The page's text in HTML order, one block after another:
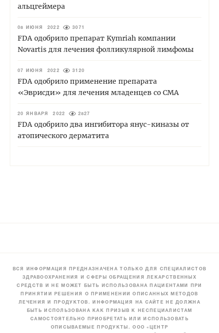
альцгеймера
08 ИЮНЯ 2022 3071
FDA одобрило препарат Kymriah компании
Novartis для лечения фолликулярной лимфомы
07 ИЮНЯ 2022 3120
FDA одобрило применение препарата
«Эврисди» для лечения младенцев со СМА
20 ЯНВАРЯ 2022 2827
FDA одобрило два ингибитора янус-киназы от
атопического дерматита
ВСЯ ИНФОРМАЦИЯ ПРЕДНАЗНАЧЕНА ТОЛЬКО ДЛЯ СПЕЦИАЛИСТОВ
ЗДРАВООХРАНЕНИЯ И СФЕРЫ ОБРАЩЕНИЯ ЛЕКАРСТВЕННЫХ
СРЕДСТВ И НЕ МОЖЕТ БЫТЬ ИСПОЛЬЗОВАНА ПАЦИЕНТАМИ ПРИ
ПРИНЯТИИ РЕШЕНИЯ О ПРИМЕНЕНИИ ОПИСАННЫХ МЕТОДОВ
ЛЕЧЕНИЯ И ПРОДУКТОВ. ИНФОРМАЦИЯ НА САЙТЕ НЕ ДОЛЖНА
БЫТЬ ИСПОЛЬЗОВАНА КАК ПРИЗЫВ К НЕСПЕЦИАЛИСТАМ
САМОСТОЯТЕЛЬНО ПРИОБРЕТАТЬ ИЛИ ИСПОЛЬЗОВАТЬ
ОПИСЫВАЕМЫЕ ПРОДУКТЫ. ООО «ЦЕНТР